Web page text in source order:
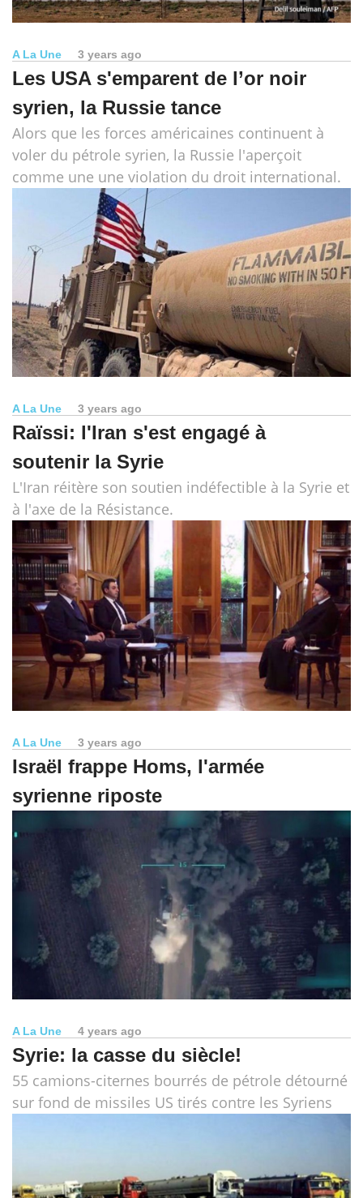
A La Une 3 years ago
Les USA s'emparent de l’or noir
syrien, la Russie tance
Alors que les forces américaines continuent à
voler du pétrole syrien, la Russie l'aperçoit
comme une une violation du droit international.
A La Une 3 years ago
Raïssi: l'Iran s'est engagé à
soutenir la Syrie
L'Iran réitère son soutien indéfectible à la Syrie et
à l'axe de la Résistance.
A La Une 3 years ago
Israël frappe Homs, l'armée
syrienne riposte
A La Une 4 years ago
Syrie: la casse du siècle!
55 camions-citernes bourrés de pétrole détourné
sur fond de missiles US tirés contre les Syriens